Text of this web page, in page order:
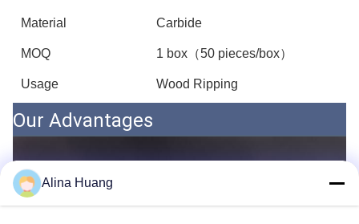
Material Carbide
MOQ 1 box（50 pieces/box）
Usage Wood Ripping
Our Advantages
Alina Huang